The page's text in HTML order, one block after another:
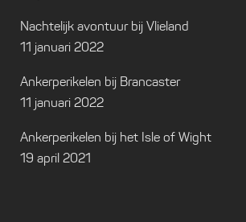
Nachtelijk avontuur bij Vlieland
11 januari 2022
Ankerperikelen bij Brancaster
11 januari 2022
Ankerperikelen bij het Isle of Wight
19 april 2021